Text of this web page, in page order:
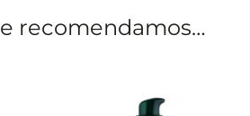
recomendamos…